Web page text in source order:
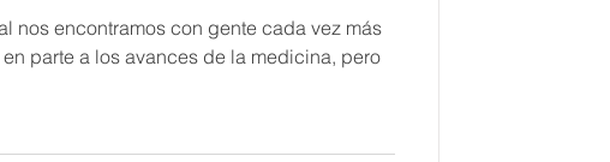
nos encontramos con gente cada vez más
en parte a los avances de la medicina, pero